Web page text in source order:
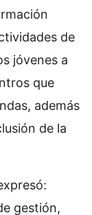
de
jóvenes a
que
además
de la
gestión,